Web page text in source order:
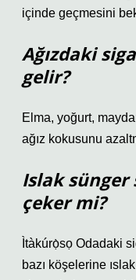
içinde geçmesini
Ağızdaki
gelir?
Elma, yoğurt,
ağız kokusunu
Islak sünger
çeker mi?
Ìtàkúrọ̀sọ Odadaki
bazı köşelerine